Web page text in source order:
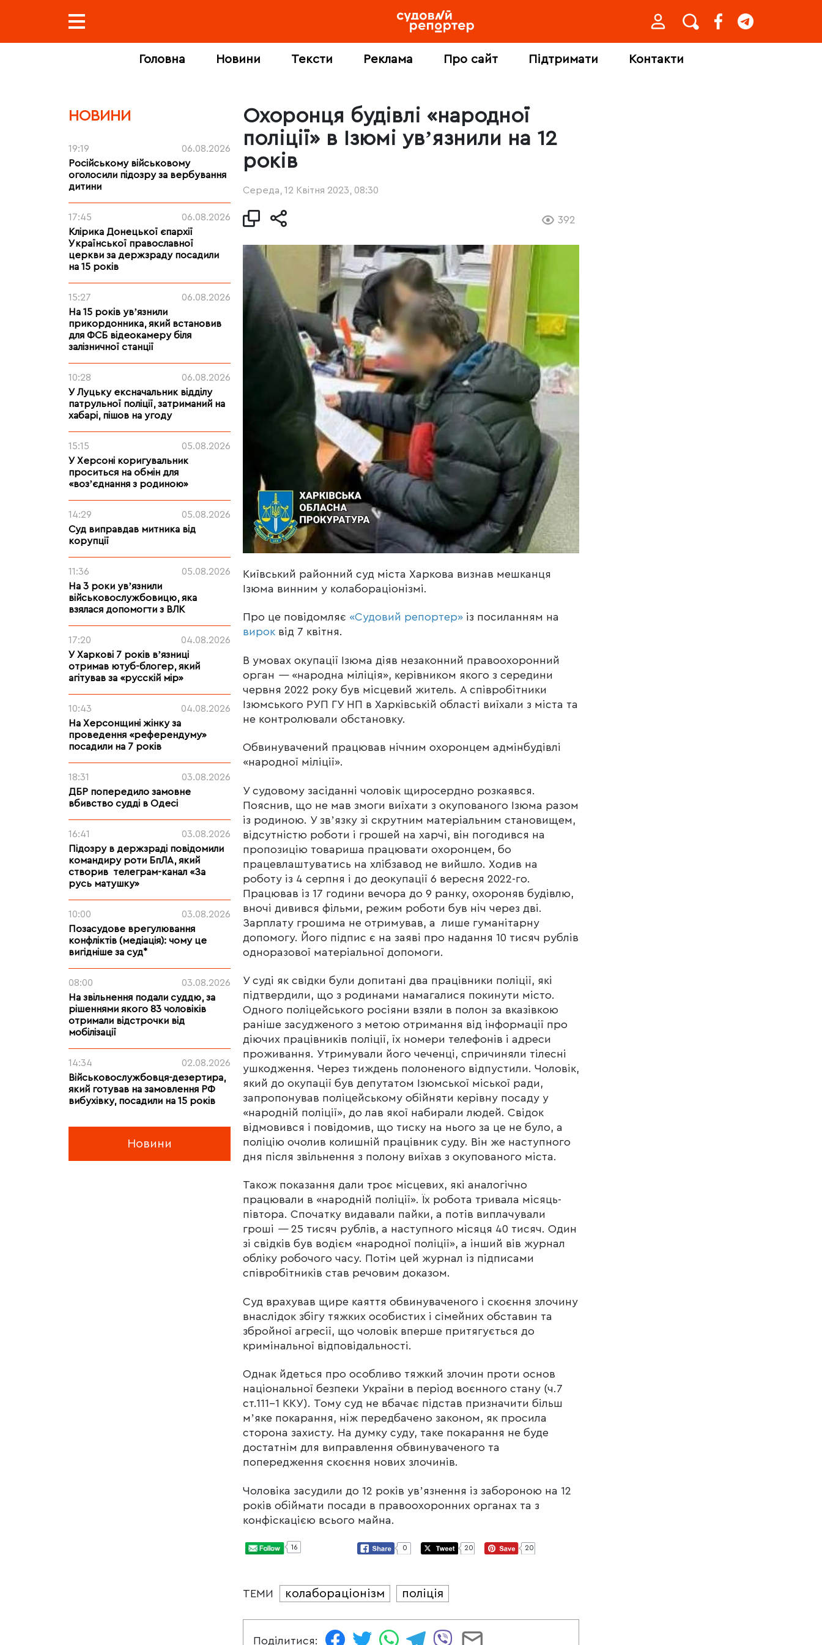
Головна Новини Тексти Реклама Про сайт Підтримати Контакти
НОВИНИ
19:19
06.08.2026
Російському військовому
оголосили підозру за вербування
дитини
17:45
06.08.2026
Клірика Донецької єпархії
Української православної
церкви за держзраду посадили
на 15 років
15:27
06.08.2026
На 15 років увʼязнили
прикордонника, який встановив
для ФСБ відеокамеру біля
залізничної станції
10:28
06.08.2026
У Луцьку ексначальник відділу
патрульної поліції, затриманий на
хабарі, пішов на угоду
15:15
05.08.2026
У Херсоні коригувальник
проситься на обмін для
«возʼєднання з родиною»
14:29
05.08.2026
Суд виправдав митника від
корупції
11:36
05.08.2026
На 3 роки увʼязнили
військовослужбовицю, яка
взялася допомогти з ВЛК
17:20
04.08.2026
У Харкові 7 років вʼязниці
отримав ютуб-блогер, який
агітував за «русскій мір»
10:43
04.08.2026
На Херсонщині жінку за
проведення «референдуму»
посадили на 7 років
18:31
03.08.2026
ДБР попередило замовне
вбивство судді в Одесі
16:41
03.08.2026
Підозру в держзраді повідомили
командиру роти БпЛА, який
створив телеграм-канал «За
русь матушку»
10:00
03.08.2026
Позасудове врегулювання
конфліктів (медіація): чому це
вигідніше за суд*
08:00
03.08.2026
На звільнення подали суддю, за
рішеннями якого 83 чоловіків
отримали відстрочки від
мобілізації
14:34
02.08.2026
Військовослужбовця-дезертира,
який готував на замовлення РФ
вибухівку, посадили на 15 років
Новини
Охоронця будівлі «народної
поліції» в Ізюмі увʼязнили на 12
років
Середа, 12 Квітня 2023, 08:30
392
Київський районний суд міста Харкова визнав мешканця
Ізюма винним у колабораціонізмі.
Про це повідомляє «Судовий репортер» із посиланням на
вирок від 7 квітня.
В умовах окупації Ізюма діяв незаконний правоохоронний
орган —«народна міліція», керівником якого з середини
червня 2022 року був місцевий житель. А співробітники
Ізюмського РУП ГУ НП в Харківській області виїхали з міста та
не контролювали обстановку.
Обвинувачений працював нічним охоронцем адмінбудівлі
«народної міліції».
У судовому засіданні чоловік щиросердно розкаявся.
Пояснив, що не мав змоги виїхати з окупованого Ізюма разом
із родиною. У звʼязку зі скрутним матеріальним становищем,
відсутністю роботи і грошей на харчі, він погодився на
пропозицію товариша працювати охоронцем, бо
працевлаштуватись на хлібзавод не вийшло. Ходив на
роботу із 4 серпня і до деокупації 6 вересня 2022-го.
Працював із 17 години вечора до 9 ранку, охороняв будівлю,
вночі дивився фільми, режим роботи був ніч через дві.
Зарплату грошима не отримував, а лише гуманітарну
допомогу. Його підпис є на заяві про надання 10 тисяч рублів
одноразової матеріальної допомоги.
У суді як свідки були допитані два працівники поліції, які
підтвердили, що з родинами намагалися покинути місто.
Одного поліцейського росіяни взяли в полон за вказівкою
раніше засудженого з метою отримання від інформації про
діючих працівників поліції, їх номери телефонів і адреси
проживання. Утримували його чеченці, спричиняли тілесні
ушкодження. Через тиждень полоненого відпустили. Чоловік,
який до окупації був депутатом Ізюмської міської ради,
запропонував поліцейському обійняти керівну посаду у
«народній поліції», до лав якої набирали людей. Свідок
відмовився і повідомив, що тиску на нього за це не було, а
поліцію очолив колишній працівник суду. Він же наступного
дня після звільнення з полону виїхав з окупованого міста.
Також показання дали троє місцевих, які аналогічно
працювали в «народній поліції». Їх робота тривала місяць-
півтора. Спочатку видавали пайки, а потів виплачували
гроші —25 тисяч рублів, а наступного місяця 40 тисяч. Один
зі свідків був водієм «народної поліції», а інший вів журнал
обліку робочого часу. Потім цей журнал із підписами
співробітників став речовим доказом.
Суд врахував щире каяття обвинуваченого і скоєння злочину
внаслідок збігу тяжких особистих і сімейних обставин та
збройної агресії, що чоловік вперше притягується до
кримінальної відповідальності.
Однак йдеться про особливо тяжкий злочин проти основ
національної безпеки України в період воєнного стану (ч.7
ст.111-1 ККУ). Тому суд не вбачає підстав призначити більш
мʼяке покарання, ніж передбачено законом, як просила
сторона захисту. На думку суду, таке покарання не буде
достатнім для виправлення обвинуваченого та
попередження скоєння нових злочинів.
Чоловіка засудили до 12 років увʼязнення із забороною на 12
років обіймати посади в правоохоронних органах та з
конфіскацією всього майна.
16 0 20 20
ТЕМИ колабораціонізм поліція
Поділитися: